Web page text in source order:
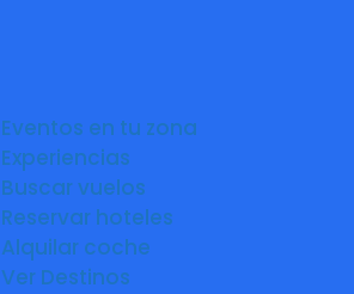
Eventos en tu zona
Experiencias
Buscar vuelos
Reservar hoteles
Alquilar coche
Ver Destinos